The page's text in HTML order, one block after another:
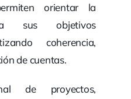
orientar la
sus objetivos
coherencia,
de cuentas.
de proyectos,